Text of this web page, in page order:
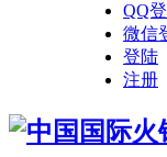
QQ
微信
登陆
注册